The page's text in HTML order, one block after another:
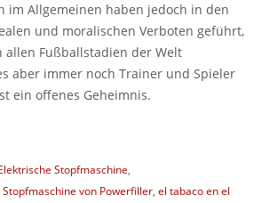
im Allgemeinen haben jedoch in den
und moralischen Verboten geführt,
allen Fußballstadien der Welt
aber immer noch Trainer und Spieler
ein offenes Geheimnis.
Stopfmaschine,
Stopfmaschine von Powerfiller, el tabaco en el